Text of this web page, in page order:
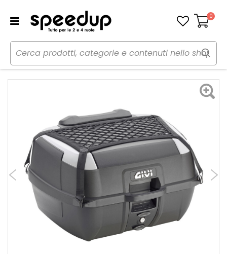
Carrello
0
Home Moto Accessori moto
Bauletto per moto
Bauletto B45+ - GIVI